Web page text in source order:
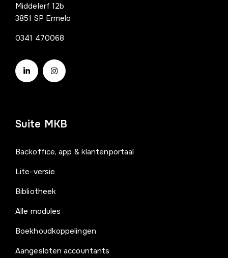
Middelerf 12b
3851 SP Ermelo
0341 470068
Suite MKB
Backoffice, app & klantenportaal
Lite-versie
Bibliotheek
Alle modules
Boekhoudkoppelingen
Aangesloten accountants